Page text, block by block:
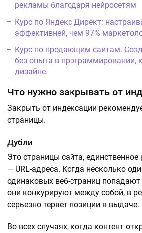
рекламы благодаря нейросетям
Курс по Яндекс Директ:
эффективней, чем 97%
Курс по продающим сайтам.
без опыта в программировании,
дизайне.
Что нужно закрывать от
Закрыть от индексации
страницы.
Дубли
Это страницы сайта, единственное
— URL-адреса. Когда несколько
одинаковых веб-страниц попадают
они конкурируют между собой, в
серьезно теряет позиции в выдаче.
Во всех случаях, когда контент